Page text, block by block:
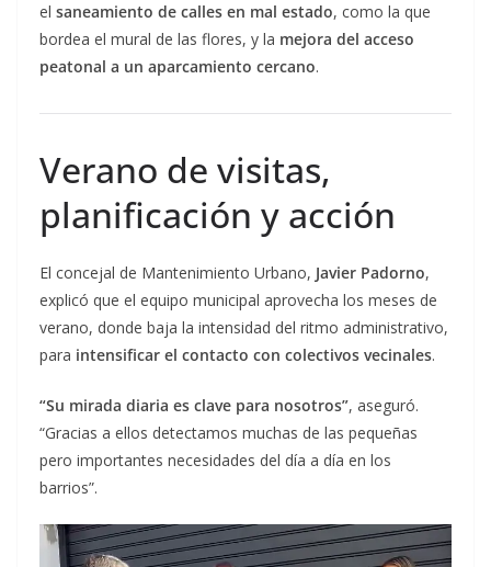
el saneamiento de calles en mal estado, como la que
bordea el mural de las flores, y la mejora del acceso
peatonal a un aparcamiento cercano.
Verano de visitas,
planificación y acción
El concejal de Mantenimiento Urbano, Javier Padorno,
explicó que el equipo municipal aprovecha los meses de
verano, donde baja la intensidad del ritmo administrativo,
para intensificar el contacto con colectivos vecinales.
“Su mirada diaria es clave para nosotros”, aseguró.
“Gracias a ellos detectamos muchas de las pequeñas
pero importantes necesidades del día a día en los
barrios”.